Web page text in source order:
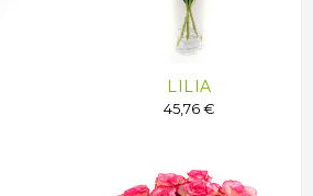
LILIA
45,76 €